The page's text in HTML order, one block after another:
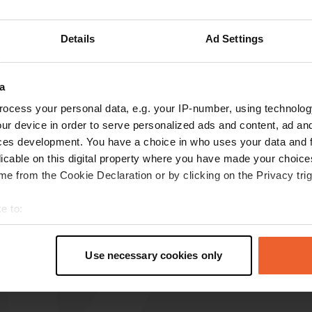
Details Ad Settings
your personal data, e.g. your IP-number, using
device in order to serve personalized ads and content, ad
development. You have a choice in who uses your data and
on this digital property where you have made your
from the Cookie Declaration or by clicking on the Privacy
to:
geographical location which can be accurate to within
personal data is processed and set your preferences in the
Use necessary cookies only
hellocamper
Bonnes installations, accueil chaleureux et
accès à une belle plage. Nous avons payé 30
euros. Mais il y a maintenant beaucoup de
maisons permanentes ; quelques
emplacements sont disponibles pour les